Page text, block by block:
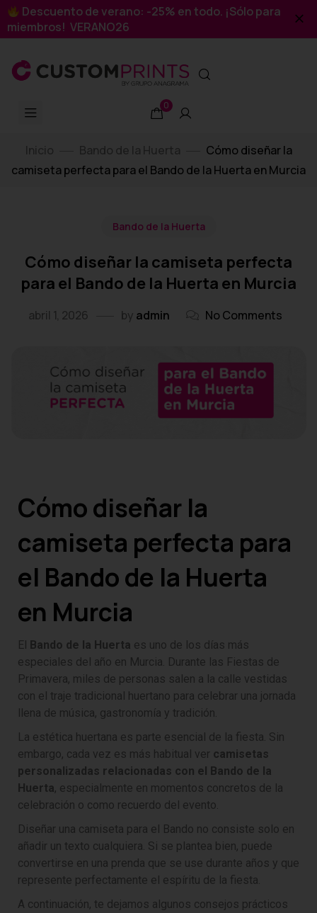
Descuento de verano: -25% en todo. ¡Sólo para
miembros! VERANO26
0
Inicio Bando de la Huerta
Cómo diseñar la
camiseta perfecta para el Bando de la Huerta en Murcia
Bando de la Huerta
Cómo diseñar la camiseta perfecta
para el Bando de la Huerta en Murcia
abril 1, 2026 by admin No Comments
Cómo diseñar la
camiseta perfecta para
el Bando de la Huerta
en Murcia
El Bando de la Huerta es uno de los días más
especiales del año en Murcia. Durante las Fiestas de
Primavera, miles de personas salen a la calle vestidas
con el traje tradicional huertano para celebrar una jornada
llena de música, gastronomía y tradición.
La estética huertana es parte esencial de la fiesta. Sin
embargo, cada vez es más habitual ver camisetas
personalizadas relacionadas con el Bando de la
Huerta, especialmente en momentos concretos de la
celebración o como recuerdo del evento.
Diseñar una camiseta para el Bando no consiste solo en
añadir un texto cualquiera. Si se plantea bien, puede
convertirse en una prenda que se use durante años y que
represente perfectamente el espíritu de la fiesta.
A continuación, te dejamos algunos consejos prácticos